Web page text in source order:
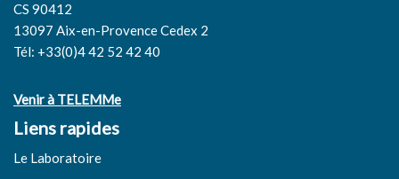
CS 90412
13097 Aix-en-Provence Cedex 2
Tél: +33(0)4 42 52 42 40
Venir à TELEMMe
Liens rapides
Le Laboratoire